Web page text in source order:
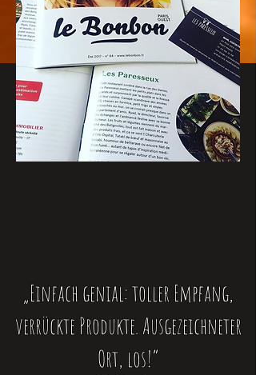
„Einfach genial: toller Empfang,
verrückte Produkte. Ausgezeichneter
Ort, los!“